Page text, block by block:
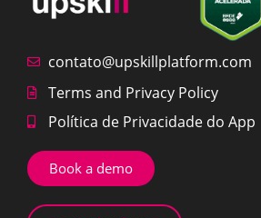
contato@upskillplatform.com
Terms and Privacy Policy
Política de Privacidade do App
Book a demo